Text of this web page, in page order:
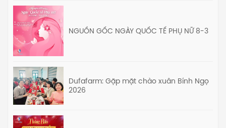
NGUỒN GỐC NGÀY QUỐC TẾ PHỤ NỮ 8-3
Dufafarm: Gặp mặt chào xuân Bính Ngọ
2026